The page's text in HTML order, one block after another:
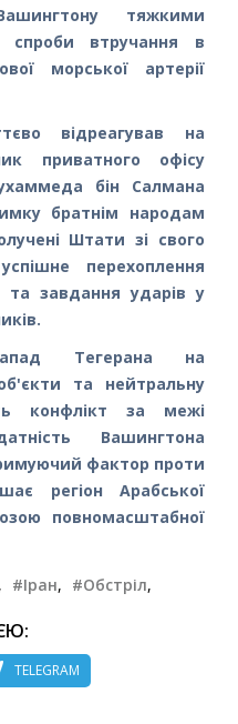
тяжкими
спроби втручання в
морської артерії
відреагував на
приватного офісу
бін Салмана
братнім народам
Штати зі свого
перехоплення
та завдання ударів у
Тегерана на
та нейтральну
конфлікт за межі
Вашингтона
фактор проти
регіон Арабської
повномасштабної
, #Іран, #Обстріл,
TELEGRAM